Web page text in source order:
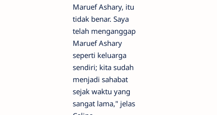
Maruef Ashary, itu
tidak benar. Saya
telah menganggap
Maruef Ashary
seperti keluarga
sendiri; kita sudah
menjadi sahabat
sejak waktu yang
sangat lama," jelas